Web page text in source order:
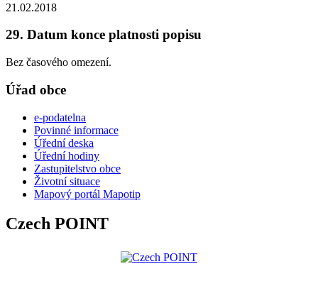
21.02.2018
29. Datum konce platnosti popisu
Bez časového omezení.
Úřad obce
e-podatelna
Povinné informace
Úřední deska
Úřední hodiny
Zastupitelstvo obce
Životní situace
Mapový portál Mapotip
Czech POINT